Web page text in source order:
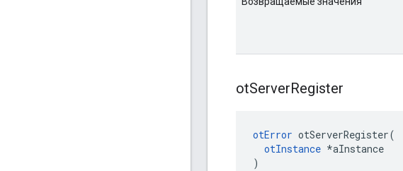
otServerRegister
otError otServerRegister(
otInstance *aInstance
)